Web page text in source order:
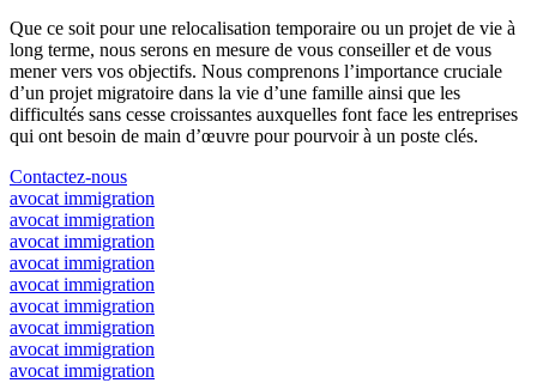
Que ce soit pour une relocalisation temporaire ou un projet de vie à
long terme, nous serons en mesure de vous conseiller et de vous
mener vers vos objectifs. Nous comprenons l’importance cruciale
d’un projet migratoire dans la vie d’une famille ainsi que les
difficultés sans cesse croissantes auxquelles font face les entreprises
qui ont besoin de main d’œuvre pour pourvoir à un poste clés.
Contactez-nous
avocat immigration
avocat immigration
avocat immigration
avocat immigration
avocat immigration
avocat immigration
avocat immigration
avocat immigration
avocat immigration